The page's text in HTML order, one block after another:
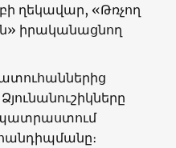
ղեկավար, «Թռչող
իրականացնող
պատրաստում